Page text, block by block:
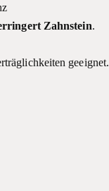
Zahnstein.
geeignet.